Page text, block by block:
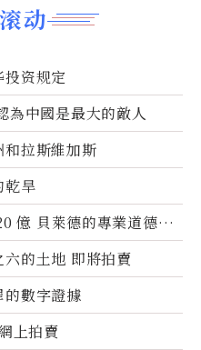
动
资规定
為中國是最大的敵人
和拉斯維加斯
乾旱
道德被
的土地 即將拍賣
的數字證據
上拍賣